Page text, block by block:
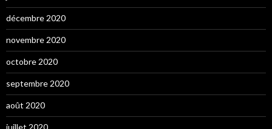
décembre 2020
novembre 2020
octobre 2020
septembre 2020
août 2020
juillet 2020